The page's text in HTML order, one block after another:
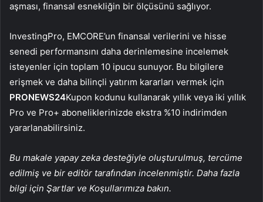
aşması, finansal esnekliğin bir ölçüsünü sağlıyor.
InvestingPro, EMCORE’un finansal verilerini ve hisse
senedi performansını daha derinlemesine incelemek
isteyenler için toplam 10 ipucu sunuyor. Bu bilgilere
erişmek ve daha bilinçli yatırım kararları vermek için
PRONEWS24Kupon kodunu kullanarak yıllık veya iki yıllık
Pro ve Pro+ aboneliklerinizde ekstra %10 indirimden
yararlanabilirsiniz.
Bu makale yapay zeka desteğiyle oluşturulmuş, tercüme
edilmiş ve bir editör tarafından incelenmiştir. Daha fazla
bilgi için Şartlar ve Koşullarımıza bakın.